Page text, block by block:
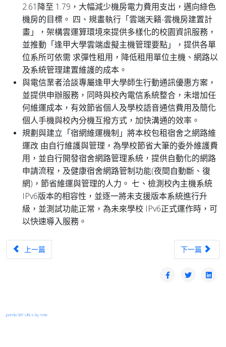
2.61降至 1.79，大幅減少機房電力費用支出，邁向綠色
機房的目標。 四、規畫執行「雲端天籟-雲機房建置計
畫」，架構雲運算環境來提供多樣化的校園資訊服務，
並推動「逢甲大學雲端虛擬主機管理要點」，提供各單
位系所可依需 求彈性租用，降低租用單位主機、網路以
及系統管理建置維護的成本。
與電信業者洽談專屬逢甲大學師生行動通訊優惠方案，
並提供申辦服務，同時與校內電信系統整合，未增加任
何維運成本，有效節省個人及學校語音通信費用及簡化
個人手機與校內分機互撥方式，加快溝通的效率。
規劃與建立「宿網維運機制」將本校包租宿舍之網路維
運改 由自行維護與管理，為學校節省大筆的委外維護費
用，並自行開發宿舍網路管理系統，提供自動化的網路
申請流程，及健康宿舍網路管制功能(夜間自動斷、復
網)，節省維運與管理的人力。 七、檢測校內主機系統
IPv6版本的相容性，並逐一將未支援版本系統進行升
級，並測試功能正常，為未來學校 IPv6正式運作時，可
以快速導入服務。
上一篇文章：TANet台中區域網路中心優良網路管理人員-許孝麟
上一篇 下一篇文章：
下一篇
Joomla SEF URLs by Artio